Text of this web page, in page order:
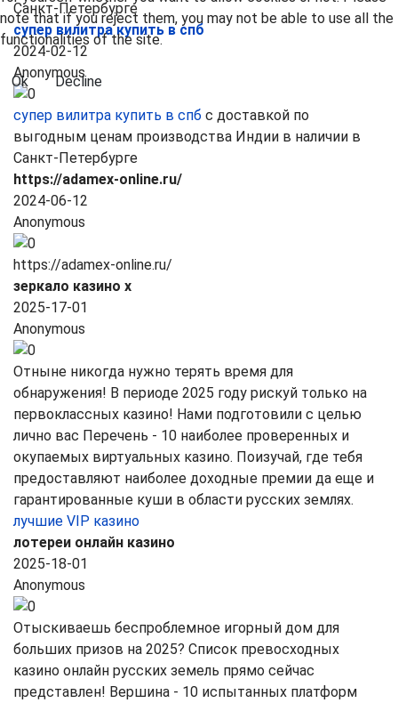
Санкт-Петербурге
супер вилитра купить в спб
2024-02-12
Anonymous
супер вилитра купить в спб с доставкой по
выгодным ценам производства Индии в наличии в
Санкт-Петербурге
https://adamex-online.ru/
2024-06-12
Anonymous
https://adamex-online.ru/
зеркало казино х
2025-17-01
Anonymous
Отныне никогда нужно терять время для
обнаружения! В периоде 2025 году рискуй только на
первоклассных казино! Нами подготовили с целью
лично вас Перечень - 10 наиболее проверенных и
окупаемых виртуальных казино. Поизучай, где тебя
предоставляют наиболее доходные премии да еще и
гарантированные куши в области русских землях.
лучшие VIP казино
лотереи онлайн казино
2025-18-01
Anonymous
Отыскиваешь беспроблемное игорный дом для
больших призов на 2025? Список превосходных
казино онлайн русских земель прямо сейчас
представлен! Вершина - 10 испытанных платформ
note that if you reject them, you may not be able to use all the
functionalities of the site.
Ok Decline